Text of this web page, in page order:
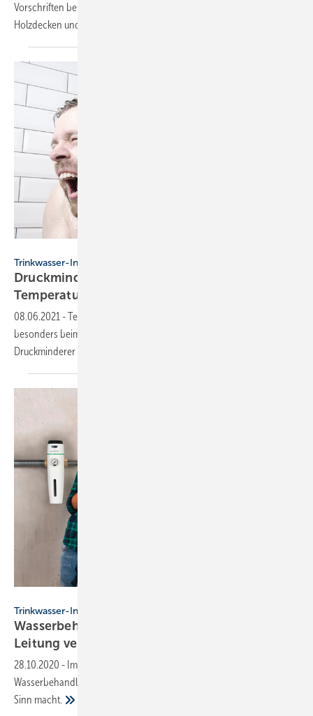
Vorschriften beim Einbau von Kabel- und Rohrabschottungen in
Holzdecken und zeigt Lösungsmöglichkeiten
Trinkwasser-Installation
Druckminderer als Lösung bei
Temperaturschwankungen
08.06.2021 - Temperaturschwankungen des Mischwassers werden
besonders beim Duschen empfindlich wahrgenommen.
Druckminderer können hier Abhilfe
Trinkwasser-Installation
Wasserbehandlung: Kalk und Rost in der
Leitung verhindern
28.10.2020 - Im Beitrag werden die gängigsten Arten der
Wasserbehandlung und ihre Wirkungsweisen erläutert und wann dies
Sinn macht.